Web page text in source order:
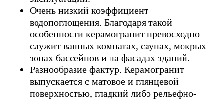
Очень низкий коэффициент
водопоглощения. Благодаря такой
особенности керамогранит превосходно
служит ванных комнатах, саунах, мокрых
зонах бассейнов и на фасадах зданий.
Разнообразие фактур. Керамогранит
выпускается с матовое и глянцевой
поверхностью, гладкий либо рельефно-